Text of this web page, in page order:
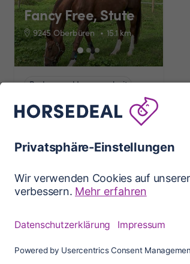
Fancy Free, Stute
9245 Oberbüren 15.1km
Boden- und Longenarbeit
1-2x pro Woche
Erfahren